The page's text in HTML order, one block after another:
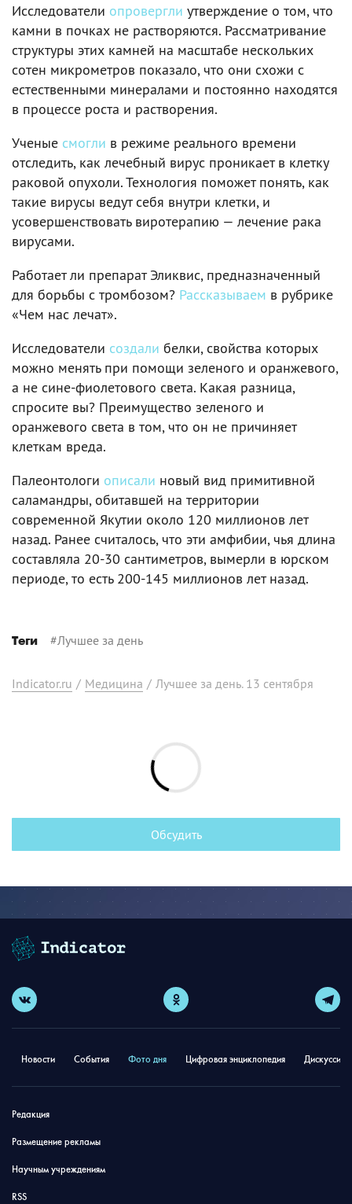
Исследователи опровергли утверждение о том, что
камни в почках не растворяются. Рассматривание
структуры этих камней на масштабе нескольких
сотен микрометров показало, что они схожи с
естественными минералами и постоянно находятся
в процессе роста и растворения.
Ученые смогли в режиме реального времени
отследить, как лечебный вирус проникает в клетку
раковой опухоли. Технология поможет понять, как
такие вирусы ведут себя внутри клетки, и
усовершенствовать виротерапию — лечение рака
вирусами.
Работает ли препарат Эликвис, предназначенный
для борьбы с тромбозом? Рассказываем в рубрике
«Чем нас лечат».
Исследователи создали белки, свойства которых
можно менять при помощи зеленого и оранжевого,
а не сине-фиолетового света. Какая разница,
спросите вы? Преимущество зеленого и
оранжевого света в том, что он не причиняет
клеткам вреда.
Палеонтологи описали новый вид примитивной
саламандры, обитавшей на территории
современной Якутии около 120 миллионов лет
назад. Ранее считалось, что эти амфибии, чья длина
составляла 20-30 сантиметров, вымерли в юрском
периоде, то есть 200-145 миллионов лет назад.
Теги #Лучшее за день
Indicator.ru / Медицина / Лучшее за день. 13 сентября
Обсудить
Новости События Фото дня Цифровая энциклопедия
Редакция
Размещение рекламы
Научным учреждениям
RSS